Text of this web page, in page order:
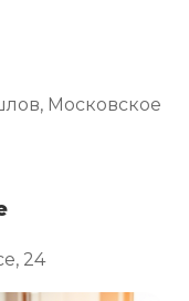
Московское
24